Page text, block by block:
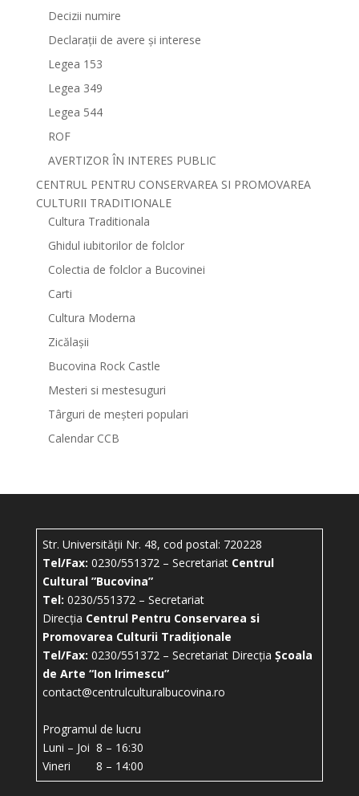
Decizii numire
Declarații de avere și interese
Legea 153
Legea 349
Legea 544
ROF
AVERTIZOR ÎN INTERES PUBLIC
CENTRUL PENTRU CONSERVAREA SI PROMOVAREA
CULTURII TRADITIONALE
Cultura Traditionala
Ghidul iubitorilor de folclor
Colectia de folclor a Bucovinei
Carti
Cultura Moderna
Zicălașii
Bucovina Rock Castle
Mesteri si mestesuguri
Târguri de meșteri populari
Calendar CCB
Str. Universității Nr. 48, cod postal: 720228
Tel/Fax: 0230/551372 – Secretariat Centrul
Cultural ”Bucovina”
Tel: 0230/551372 – Secretariat
Direcția Centrul Pentru Conservarea si
Promovarea Culturii Tradiționale
Tel/Fax: 0230/551372 – Secretariat Direcția Școala
de Arte “Ion Irimescu”
contact@centrulculturalbucovina.ro
Programul de lucru
Luni – Joi 8 – 16:30
Vineri 8 – 14:00